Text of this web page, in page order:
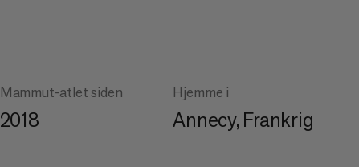
Mammut-atlet siden
2018
Hjemme i
Annecy, Frankrig